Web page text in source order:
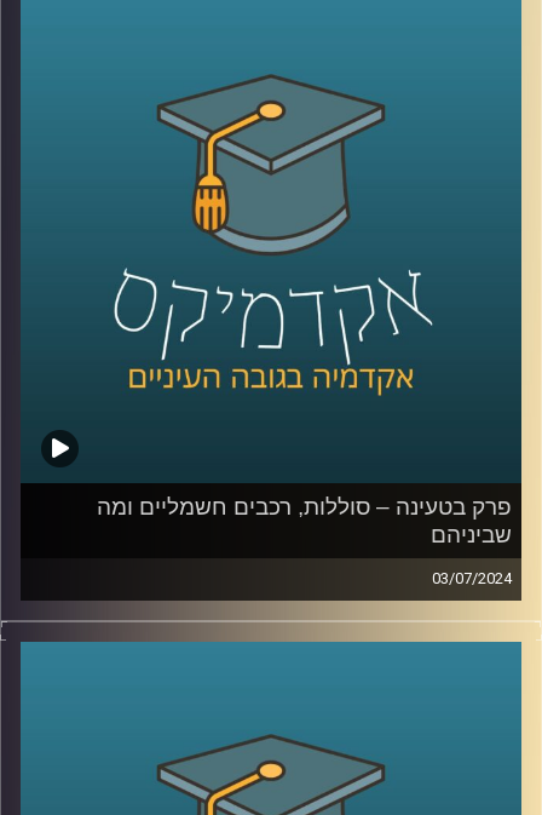
ככל הנראה רובכם תופתעו לשמוע שהתשובה היא דווקא לא
כסף מזומן. מהמחקרים, שערך הפסיכולוג ד"ר גיא הוכמן
באוניברסיטת דיוק, עולה כי עובדים אמנם אומרים שהם רוצים
כסף מזומן, אבל מה שהם באמת רוצים זו מילה טובה מהבוס.
המקרה הזה מצטרף לשורה גדולה של מקרים שנחקרו על ידי
הכלכלה ההתנהגותית ונמצא שהתשובה האינטואיטיבית או
ההגיונית היא לא תמיד הנכונה
אז על זה ועוד הצטרף אלינו ד״ר גיא הוכמן, ראש תכנית התואר
השני בכלכלה התנהגותית באוניברסיטת רייכמן
קרדיט תמונות:AudioVersity
פרק בטעינה – סוללות, רכבים חשמליים ומה
שביניהם
03/07/2024
שוק הרכבים החשמליים בישראל הולך וגדל.